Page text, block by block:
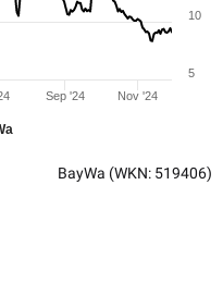
Sep '24 Nov '24
5
10
BayWa (WKN: 519406)